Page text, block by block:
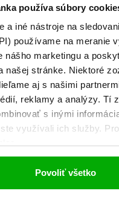
používa súbory
a iné nástroje na
používame na meranie
nášho marketingu a
našej stránke. Niektoré
aj s našimi
reklamy a analýzy. Tí
s inými
využívali ich služby.
Povoliť všetko
K stiahnutiuObchodné
Odstúpenie od zmluvy
cezhraničnej fúzii